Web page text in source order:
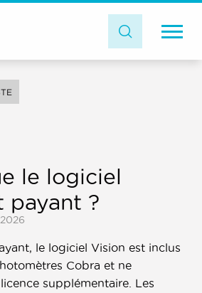
le logiciel
payant ?
le logiciel Vision est inclus
Cobra et ne
supplémentaire. Les